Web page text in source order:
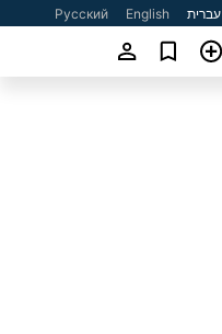
עברית English
Русский